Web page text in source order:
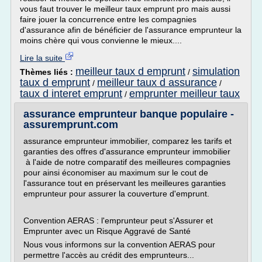
vous faut trouver le meilleur taux emprunt pro mais aussi
faire jouer la concurrence entre les compagnies
d'assurance afin de bénéficier de l'assurance emprunteur la
moins chère qui vous convienne le mieux....
Lire la suite
Thèmes liés : meilleur taux d emprunt / simulation
taux d emprunt / meilleur taux d assurance /
taux d interet emprunt / emprunter meilleur taux
assurance emprunteur banque populaire -
assuremprunt.com
assurance emprunteur immobilier, comparez les tarifs et
garanties des offres d'assurance emprunteur immobilier
à l'aide de notre comparatif des meilleures compagnies
pour ainsi économiser au maximum sur le cout de
l'assurance tout en préservant les meilleures garanties
emprunteur pour assurer la couverture d'emprunt.
Convention AERAS : l'emprunteur peut s'Assurer et
Emprunter avec un Risque Aggravé de Santé
Nous vous informons sur la convention AERAS pour
permettre l'accès au crédit des emprunteurs...